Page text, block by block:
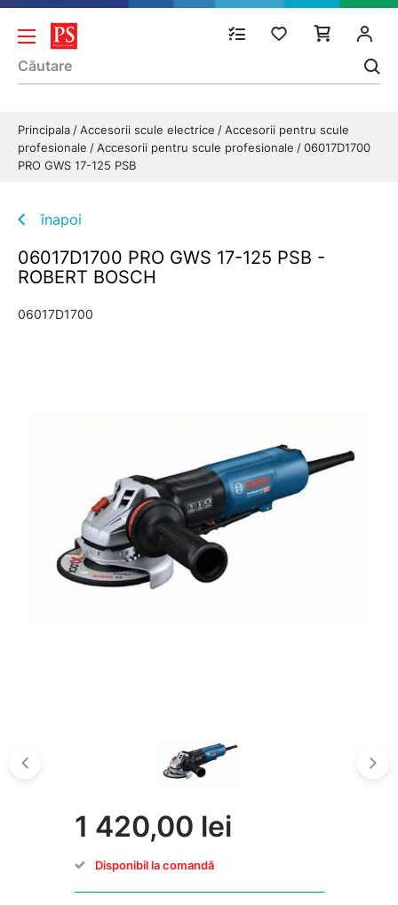
Principala Accesorii scule electrice
Accesorii pentru scule
profesionale
Accesorii pentru scule profesionale
06017D1700
PRO GWS 17-125 PSB
înapoi
06017D1700 PRO GWS 17-125 PSB -
ROBERT BOSCH
06017D1700
1 420,00 lei
Disponibil la comandă